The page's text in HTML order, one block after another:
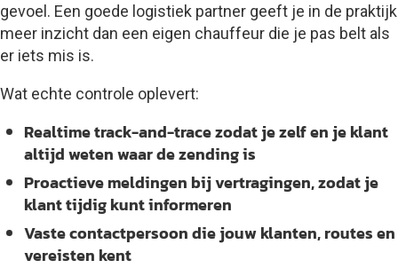
gevoel. Een goede logistiek partner geeft je in de praktijk
meer inzicht dan een eigen chauffeur die je pas belt als
er iets mis is.
Wat echte controle oplevert:
Realtime track-and-tracezodat je zelf en je klant
altijd weten waar de zending is
Proactieve meldingen bij vertragingen, zodat je
klant tijdig kunt informeren
Vaste contactpersoondie jouw klanten, routes en
vereisten kent